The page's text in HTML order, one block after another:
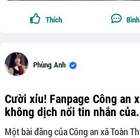
Thích
Phùng Anh
Cười xỉu! Fanpage Công an
không dịch nổi tin nhắn
Một bài đăng của Công an xã Toàn